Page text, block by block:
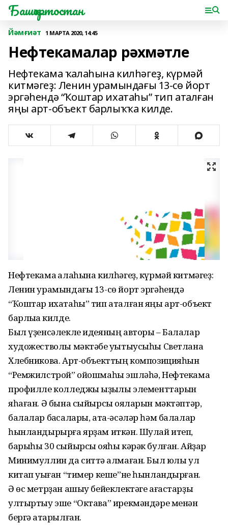
Башҡортостан
Йәмғиәт 1 МАРТА 2020, 14:45
Нефтекамалар рәхмәтле
Нефтекама ҡалаһына килһәгеҙ, күрмәй
китмәгеҙ: Ленин урамындағы 13-сө йорт
эргәһендә “Ҡоштар ихатаһы” тип аталған
яңы арт-объект барлыҡҡа килде.
Нефтекама ҡалаһына килһәгеҙ, күрмәй китмәгеҙ:
Ленин урамындағы 13-сө йорт эргәһендә
“Ҡоштар ихатаһы” тип аталған яңы арт-объект
барлыҡҡа килде.
Был үҙенсәлекле идеяның авторы – Балалар
художестволы мәктәбе уҡытыусыһы Светлана
Хлебникова. Арт-объекттың композицияһын
“Ремжилстрой” ойошмаһы эшләһә, Нефтекама
профилле колледжы ҡыҙыҡлы элементтарын
яһаған. Ә бына сыйырсыҡ ояларын мәктәптәр,
балалар баҡсалары, ата-әсәләр һәм балалар
һынландырырға ярҙам иткән. Шулай итеп,
барыһы 30 сыйырсыҡ ояһы кәрәк булған. Айҙар
Минимуллин да ситтә ҡалмаған. Был юлы ул
китап уҡыған “тимер кеше”не һынландырған.
Ә өс метрҙан ашыу бейеклектәге ағастарҙы
ултыртыу эше “Октава” ирекмәндәре менән
бергә атҡарылған.